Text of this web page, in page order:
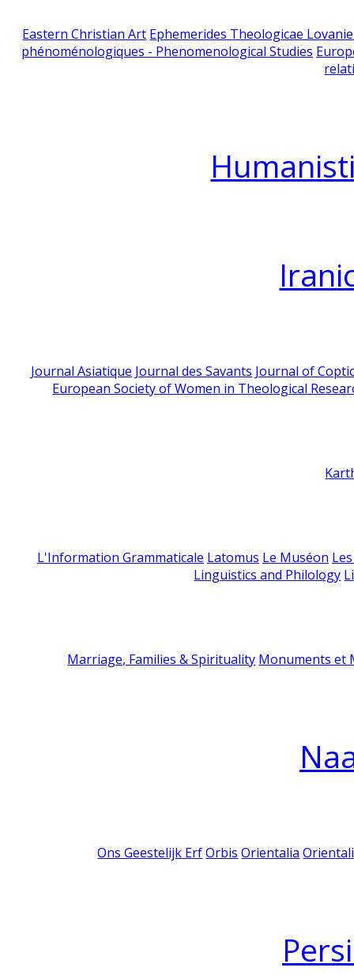
Eastern Christian Art Ephemerides Theologicae
phénoménologiques - Phenomenological Studies
Journal Asiatique Journal des Savants Journal of
European Society of Women in Theological
L'Information Grammaticale Latomus Le Muséon
Linguistics and Philology
Marriage, Families & Spirituality Monuments et
Ons Geestelijk Erf Orbis Orientalia